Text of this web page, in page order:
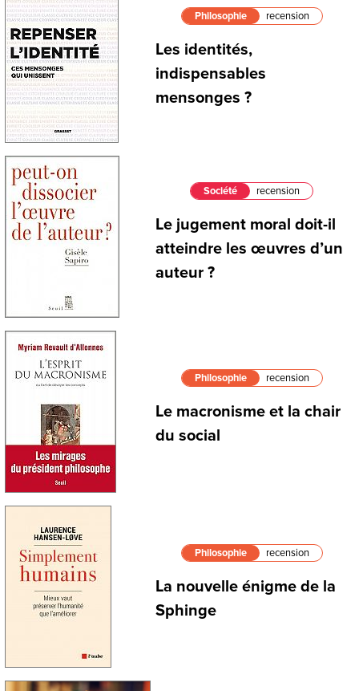
Philosophie recension
Les identités,
indispensables
mensonges ?
Société recension
Le jugement moral doit-il
atteindre les œuvres d’un
auteur ?
Philosophie recension
Le macronisme et la chair
du social
Philosophie recension
La nouvelle énigme de la
Sphinge